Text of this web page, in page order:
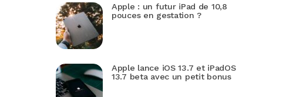
Apple : un futur iPad de 10,8
pouces en gestation ?
Apple lance iOS 13.7 et iPadOS
13.7 beta avec un petit bonus